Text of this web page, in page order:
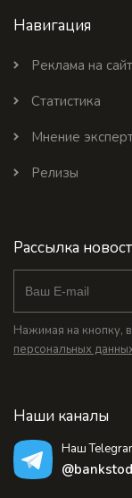
Навигация
Реклама на
Статистика
Мнение
Релизы
Рассылка
Нажимая на кнопку,
персональных
Наши каналы
Наш